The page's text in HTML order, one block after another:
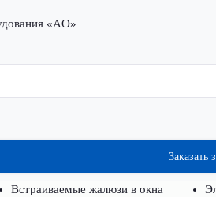
Заказать
Встраиваемые жалюзи в окна